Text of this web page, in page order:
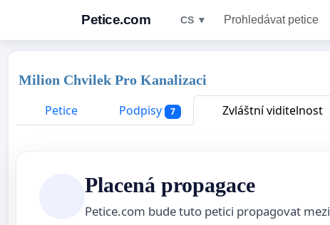
Petice.com CS ▼ Prohledávat petice
Milion Chvilek Pro Kanalizaci
Petice
Podpisy 7 Zvláštní viditelnost
Placená propagace
Petice.com bude tuto petici propagovat mezi